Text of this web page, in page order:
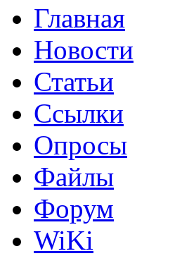
Главная
Новости
Статьи
Ссылки
Опросы
Файлы
Форум
WiKi